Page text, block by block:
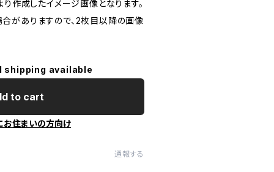
作成したイメージ画像となります。
がありますので、2枚目以降の画像
shipping available
to cart
お住まいの方向け
通報する